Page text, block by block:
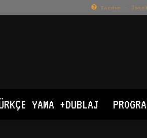
Yardım –
YAMA +DUBLAJ